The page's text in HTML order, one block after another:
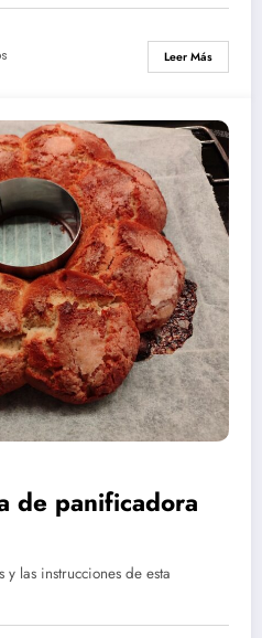
Leer Más
de panificadora
las instrucciones de esta